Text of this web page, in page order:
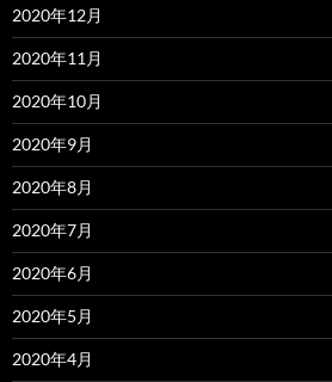
2020年12月
2020年11月
2020年10月
2020年9月
2020年8月
2020年7月
2020年6月
2020年5月
2020年4月